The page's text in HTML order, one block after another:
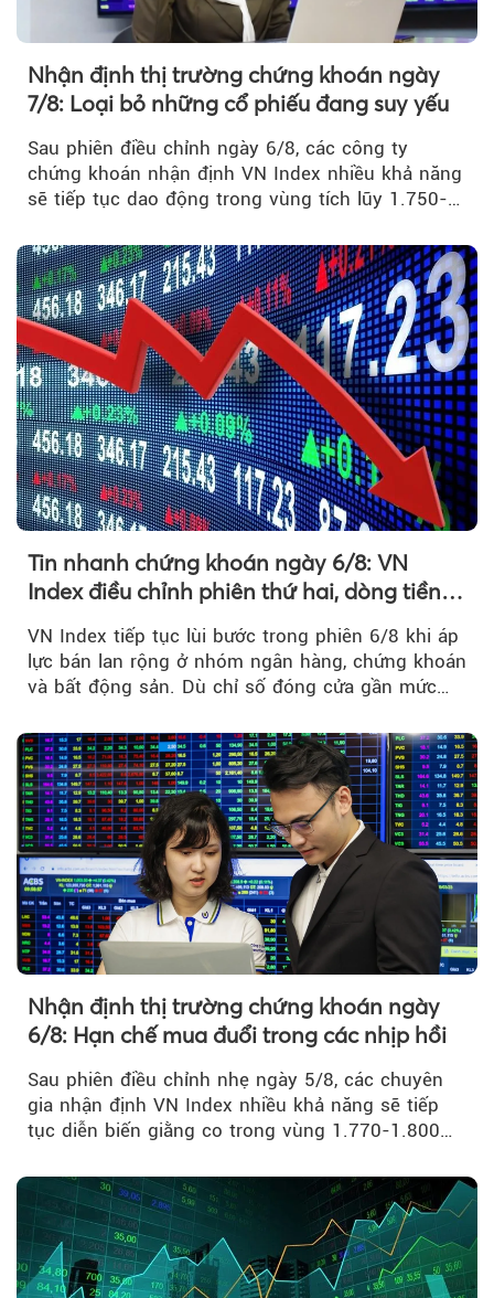
Nhận định thị trường chứng khoán ngày
7/8: Loại bỏ những cổ phiếu đang suy yếu
Sau phiên điều chỉnh ngày 6/8, các công ty
chứng khoán nhận định VN Index nhiều khả năng
sẽ tiếp tục dao động trong vùng tích lũy 1.750-
Tin nhanh chứng khoán ngày 6/8: VN
Index điều chỉnh phiên thứ hai, dòng tiền
chờ phản ứng tại vùng MA20
VN Index tiếp tục lùi bước trong phiên 6/8 khi áp
lực bán lan rộng ở nhóm ngân hàng, chứng khoán
và bất động sản. Dù chỉ số đóng cửa gần mức
Nhận định thị trường chứng khoán ngày
6/8: Hạn chế mua đuổi trong các nhịp hồi
Sau phiên điều chỉnh nhẹ ngày 5/8, các chuyên
gia nhận định VN Index nhiều khả năng sẽ tiếp
tục diễn biến giằng co trong vùng 1.770-1.800